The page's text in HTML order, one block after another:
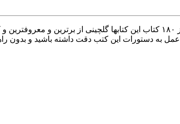
فروش بزرگترین مجموعه کتابهای نایاب علوم غریبه شامل بیش از ۱۸۰
به دستورات این کتب دقت داشته باشید و بدون